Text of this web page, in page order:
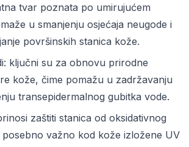
tvar poznata po umirujućem
u smanjenju osjećaja neugode i
površinskih stanica kože.
ključni su za obnovu prirodne
kože, čime pomažu u zadržavanju
transepidermalnog gubitka vode.
zaštiti stanica od oksidativnog
posebno važno kod kože izložene UV